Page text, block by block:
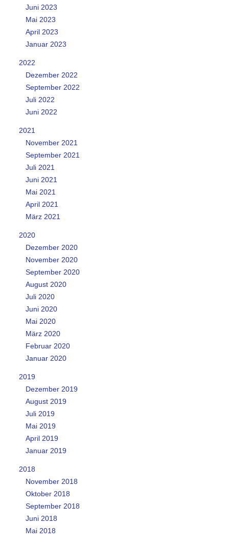
Juni 2023
Mai 2023
April 2023
Januar 2023
2022
Dezember 2022
September 2022
Juli 2022
Juni 2022
2021
November 2021
September 2021
Juli 2021
Juni 2021
Mai 2021
April 2021
März 2021
2020
Dezember 2020
November 2020
September 2020
August 2020
Juli 2020
Juni 2020
Mai 2020
März 2020
Februar 2020
Januar 2020
2019
Dezember 2019
August 2019
Juli 2019
Mai 2019
April 2019
Januar 2019
2018
November 2018
Oktober 2018
September 2018
Juni 2018
Mai 2018